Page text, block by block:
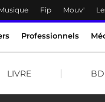
Fip Mouv'
Professionnels
LIVRE BD